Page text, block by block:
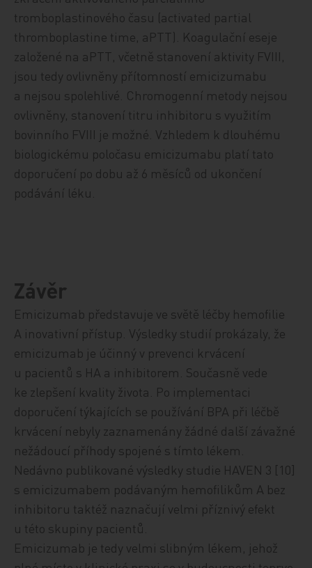
tromboplastinového času (activated partial
thromboplastine time, aPTT). Koagulační eseje
založené na aPTT, včetně stanovení aktivity FVIII,
jsou tedy ovlivněny přítomností emicizumabu
a nejsou spolehlivé. Chromogenní metody nejsou
ovlivněny, stanovení titru inhibitoru s využitím
bovinního FVIII je možné. Vzhledem k dlouhému
biologickému poločasu emicizumabu platí tato
doporučení po dobu až 6 měsíců od ukončení
podávání léku.
Závěr
Emicizumab představuje ve světě léčby hemofilie
A inovativní přístup. Výsledky studií prokázaly, že
emicizumab je účinný v prevenci krvácení
u pacientů s HA a inhibitorem. Současně vede
ke zlepšení kvality života. Po implementaci
doporučení týkajících se používání BPA při léčbě
krvácení nebyly zaznamenány žádné další závažné
nežádoucí příhody spojené s tímto lékem.
Nedávno publikované výsledky studie HAVEN 3 [10]
s emicizumabem podávaným hemofilikům A bez
inhibitoru taktéž naznačují velmi příznivý efekt
u této skupiny pacientů.
Emicizumab je tedy velmi slibným lékem, jehož